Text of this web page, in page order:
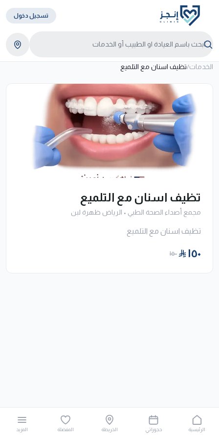
تسجيل دخول
الخدمات/تظيف اسنان مع التلميع
تظيف اسنان مع التلميع
مجمع أصداء الصحة الطبي • الرياض ظهرة لبن
تظيف اسنان مع التلميع
١٥٠ ١٥٠
الرئيسية حجوزاتي الخريطة المفضلة المزيد